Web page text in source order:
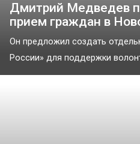
Дмитрий Медведев
прием граждан в
Он предложил создать
России» для поддержки